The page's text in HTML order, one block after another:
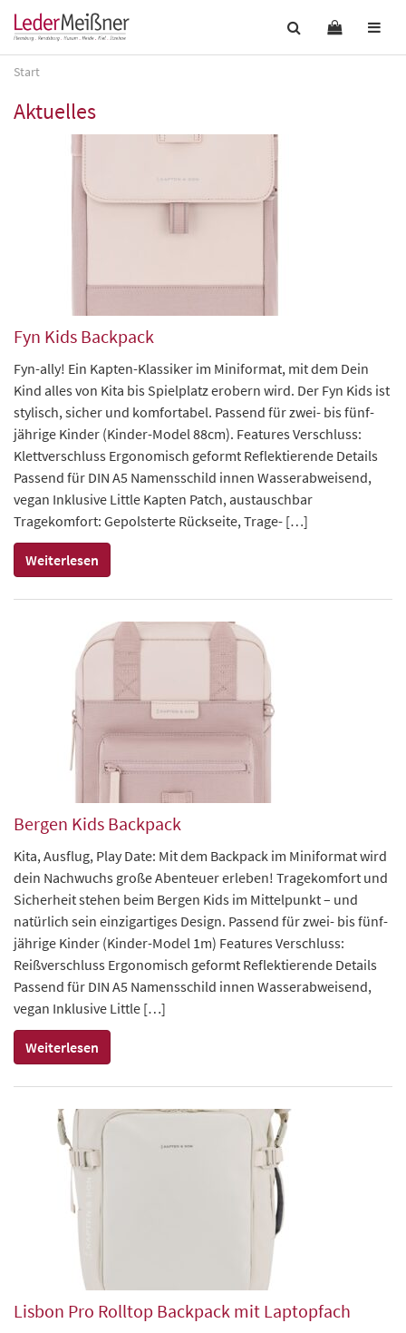
Start
Aktuelles
Fyn Kids Backpack
Fyn-ally! Ein Kapten-Klassiker im Miniformat, mit dem Dein
Kind alles von Kita bis Spielplatz erobern wird. Der Fyn Kids ist
stylisch, sicher und komfortabel. Passend für zwei- bis fünf-
jährige Kinder (Kinder-Model 88cm). Features Verschluss:
Klettverschluss Ergonomisch geformt Reflektierende Details
Passend für DIN A5 Namensschild innen Wasserabweisend,
vegan Inklusive Little Kapten Patch, austauschbar
Tragekomfort: Gepolsterte Rückseite, Trage- […]
Weiterlesen
Bergen Kids Backpack
Kita, Ausflug, Play Date: Mit dem Backpack im Miniformat wird
dein Nachwuchs große Abenteuer erleben! Tragekomfort und
Sicherheit stehen beim Bergen Kids im Mittelpunkt – und
natürlich sein einzigartiges Design. Passend für zwei- bis fünf-
jährige Kinder (Kinder-Model 1m) Features Verschluss:
Reißverschluss Ergonomisch geformt Reflektierende Details
Passend für DIN A5 Namensschild innen Wasserabweisend,
vegan Inklusive Little […]
Weiterlesen
Lisbon Pro Rolltop Backpack mit Laptopfach